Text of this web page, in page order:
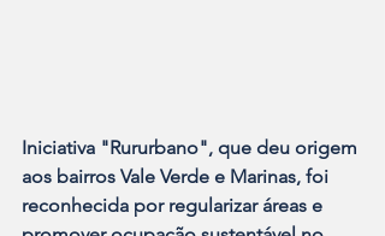
Iniciativa "Rururbano", que deu origem
aos bairros Vale Verde e Marinas, foi
reconhecida por regularizar áreas e